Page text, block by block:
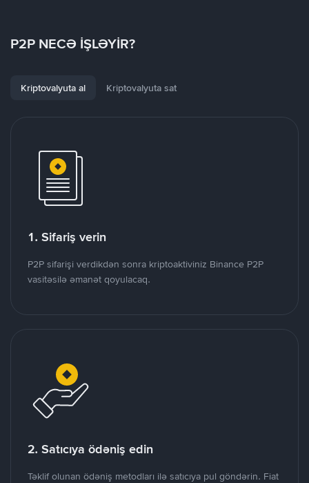
P2P NECƏ İŞLƏYİR?
Kriptovalyuta al Kriptovalyuta sat
1. Sifariş verin
P2P sifarişi verdikdən sonra kriptoaktiviniz Binance P2P
vasitəsilə əmanət qoyulacaq.
2. Satıcıya ödəniş edin
Təklif olunan ödəniş metodları ilə satıcıya pul göndərin. Fiat